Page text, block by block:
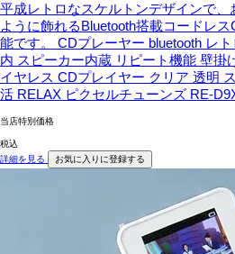
平成レトロなスケルトンデザインで
ように飾れるBluetooth搭載コードレ
能です。
CDプレーヤー bluetooth レ
内 スピーカー内蔵 リピート機能 壁掛
イヤレス CDプレイヤー クリア 透明
活 RELAX ピクセルチューンズ RE-
当店特別価格
税込
詳細を見る
お気に入りに登録する